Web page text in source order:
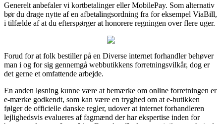
Generelt anbefaler vi kortbetalinger eller MobilePay. Som alternativ
bør du drage nytte af en afbetalingsordning fra for eksempel ViaBill,
i tilfælde af at du efterspørger at honorere regningen over flere uger.
Forud for at folk bestiller på en Diverse internet forhandler behøver
man i og for sig gennemgå webbutikkens forretningsvilkår, dog er
det gerne et omfattende arbejde.
En anden løsning kunne være at bemærke om online forretningen er
e-mærke godkendt, som kan være en tryghed om at e-butikken
følger de officielle danske regler, udover at internet forhandleren
lejlighedsvis evalueres af fagmænd der har ekspertise inden for